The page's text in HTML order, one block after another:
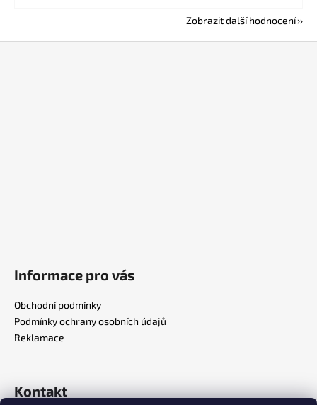
Zobrazit další hodnocení
Informace pro vás
Obchodní podmínky
Podmínky ochrany osobních údajů
Reklamace
Kontakt